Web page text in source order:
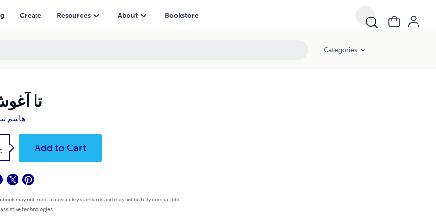
Create Resources About Bookstore
Categories
تا
هاشم
Add to Cart
may not meet accessibility standards and may not be fully compatible
technologies.